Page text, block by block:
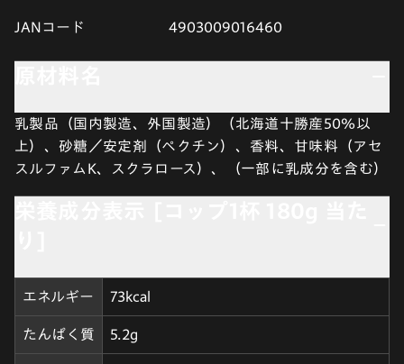
JANコード 4903009016460
乳製品（国内製造、外国製造）（北海道十勝産50％以
上）、砂糖／安定剤（ペクチン）、香料、甘味料（アセ
スルファムK、スクラロース）、（一部に乳成分を含む）
エネルギー 73kcal
たんぱく質 5.2g